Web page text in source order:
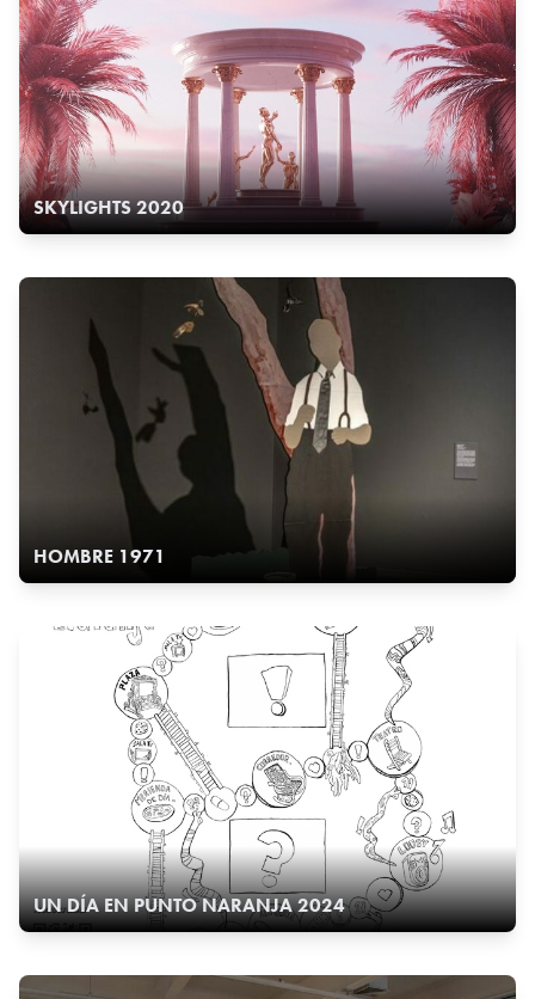
SKYLIGHTS 2020
HOMBRE 1971
UN DÍA EN PUNTO NARANJA 2024